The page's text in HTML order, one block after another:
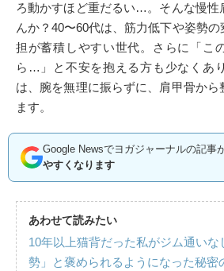
ろ動かすほど重だるい…。そんな慢性
んか？40〜60代は、筋力低下や姿勢
担が蓄積しやすい世代。さらに「こ
ら…」と不安を抱える方も少なくあ
は、腕を無理に振らずに、肩甲骨から
ます。
Google Newsでヨガジャーナルの記事
やすくなります
あわせて読みたい
10年以上猫背だった私がジム通いな
勢」と褒められるようになった秘密